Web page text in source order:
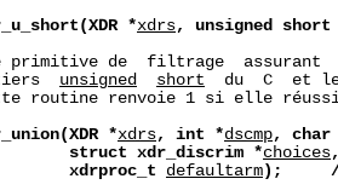
*xdrs, unsigned
short
primitive de  filtrage  assurant
unsigned short
du  C  et
routine renvoie 1 si elle
*xdrs, int *dscmp,
char
struct xdr_discrim *choices
xdrproc_t
defaultarm );